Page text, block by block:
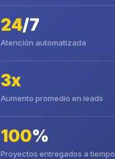
24/7
Atención automatizada
3x
Aumento promedio en leads
100%
Proyectos entregados a tiempo